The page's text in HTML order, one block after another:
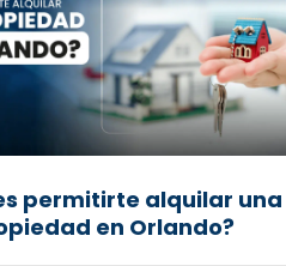
permitirte alquilar una
en Orlando?